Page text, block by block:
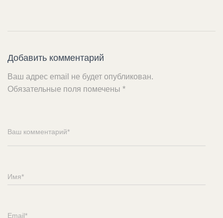
Добавить комментарий
Ваш адрес email не будет опубликован.
Обязательные поля помечены *